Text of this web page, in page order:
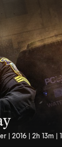
| 2016 | 2h 13m |